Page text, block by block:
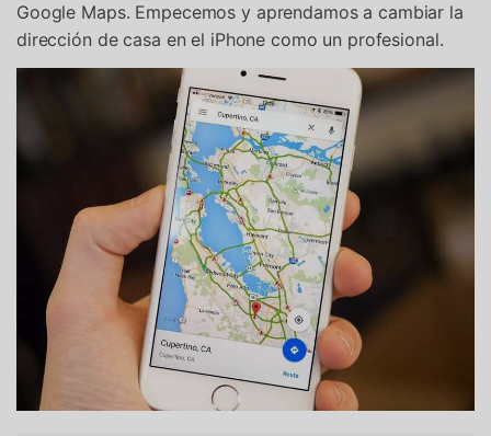
Google Maps. Empecemos y aprendamos a cambiar la
dirección de casa en el iPhone como un profesional.